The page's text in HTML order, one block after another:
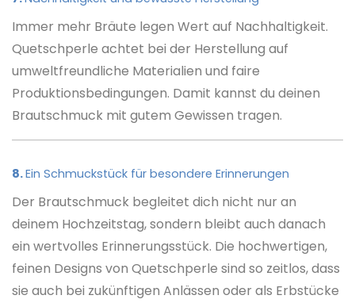
Immer mehr Bräute legen Wert auf Nachhaltigkeit.
Quetschperle achtet bei der Herstellung auf
umweltfreundliche Materialien und faire
Produktionsbedingungen. Damit kannst du deinen
Brautschmuck mit gutem Gewissen tragen.
8.Ein Schmuckstück für besondere Erinnerungen
Der Brautschmuck begleitet dich nicht nur an
deinem Hochzeitstag, sondern bleibt auch danach
ein wertvolles Erinnerungsstück. Die hochwertigen,
feinen Designs von Quetschperle sind so zeitlos, dass
sie auch bei zukünftigen Anlässen oder als Erbstücke